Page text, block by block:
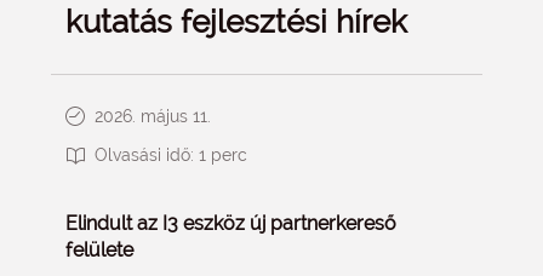
kutatás fejlesztési hírek
2026. május 11.
Olvasási idő: 1 perc
Elindult az I3 eszköz új partnerkereső
felülete